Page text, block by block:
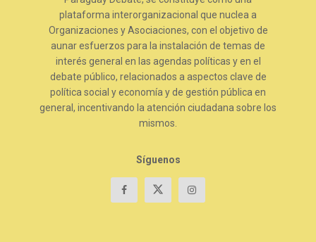
plataforma interorganizacional que nuclea a
Organizaciones y Asociaciones, con el objetivo de
aunar esfuerzos para la instalación de temas de
interés general en las agendas políticas y en el
debate público, relacionados a aspectos clave de
política social y economía y de gestión pública en
general, incentivando la atención ciudadana sobre los
mismos.
Síguenos